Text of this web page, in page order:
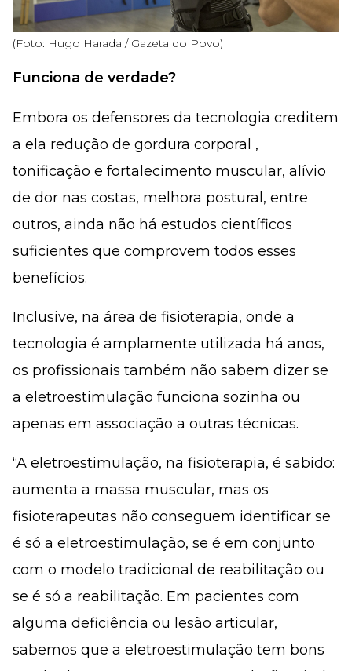
(Foto: Hugo Harada / Gazeta do Povo)
Funciona de verdade?
Embora os defensores da tecnologia creditem
a ela redução de gordura corporal ,
tonificação e fortalecimento muscular, alívio
de dor nas costas, melhora postural, entre
outros, ainda não há estudos científicos
suficientes que comprovem todos esses
benefícios.
Inclusive, na área de fisioterapia, onde a
tecnologia é amplamente utilizada há anos,
os profissionais também não sabem dizer se
a eletroestimulação funciona sozinha ou
apenas em associação a outras técnicas.
“A eletroestimulação, na fisioterapia, é sabido:
aumenta a massa muscular, mas os
fisioterapeutas não conseguem identificar se
é só a eletroestimulação, se é em conjunto
com o modelo tradicional de reabilitação ou
se é só a reabilitação. Em pacientes com
alguma deficiência ou lesão articular,
sabemos que a eletroestimulação tem bons